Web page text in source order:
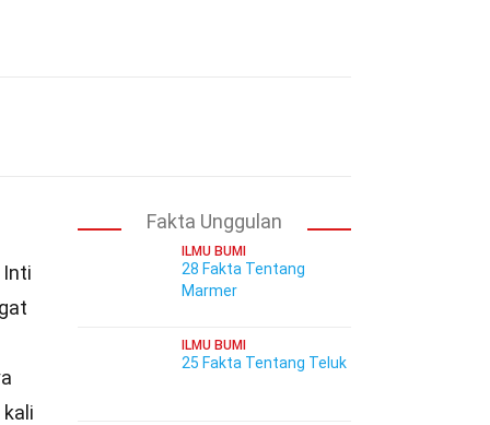
Inti
Fakta Unggulan
ILMU BUMI
28 Fakta Tentang
Marmer
ILMU BUMI
25 Fakta Tentang Teluk